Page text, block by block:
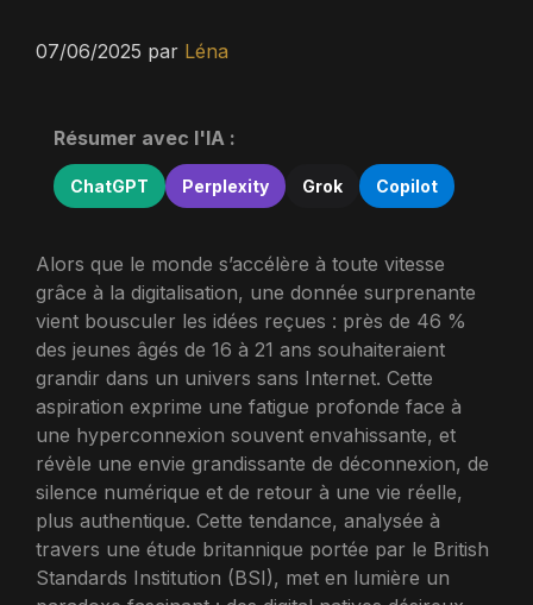
07/06/2025 par Léna
Résumer avec l'IA :
ChatGPT Perplexity Grok Copilot
Alors que le monde s’accélère à toute vitesse
grâce à la digitalisation, une donnée surprenante
vient bousculer les idées reçues : près de 46 %
des jeunes âgés de 16 à 21 ans souhaiteraient
grandir dans un univers sans Internet. Cette
aspiration exprime une fatigue profonde face à
une hyperconnexion souvent envahissante, et
révèle une envie grandissante de déconnexion, de
silence numérique et de retour à une vie réelle,
plus authentique. Cette tendance, analysée à
travers une étude britannique portée par le British
Standards Institution (BSI), met en lumière un